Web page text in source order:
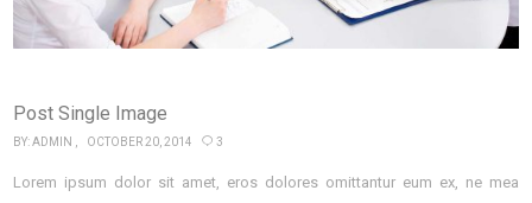
Post Single Image
BY:ADMIN OCTOBER 20, 2014 3
Lorem ipsum dolor sit amet, eros dolores omittantur eum ex, ne mea